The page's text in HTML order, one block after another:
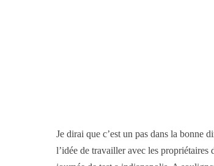
Je dirai que c’est un pas dans la bonne
l’idée de travailler avec les